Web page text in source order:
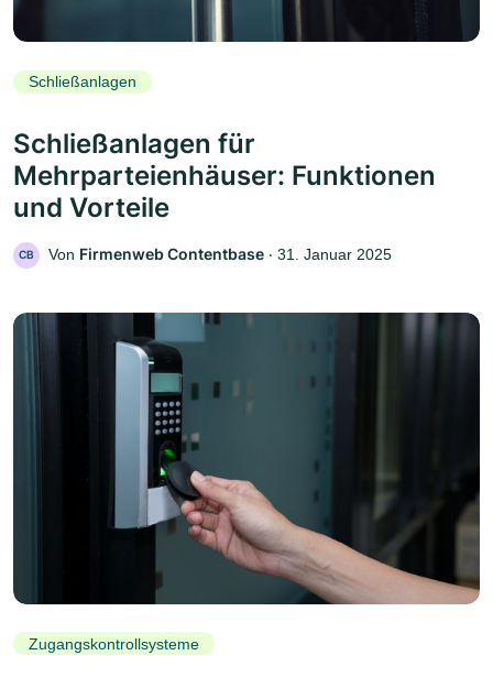
Schließanlagen
Schließanlagen für
Mehrparteienhäuser: Funktionen
und Vorteile
CB Von Firmenweb Contentbase ‧ 31. Januar 2025
Zugangskontrollsysteme